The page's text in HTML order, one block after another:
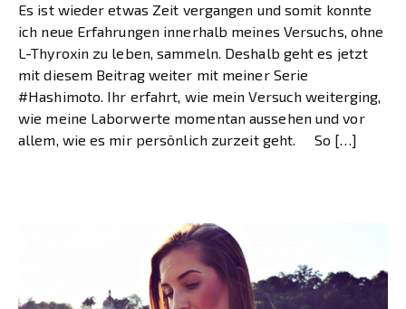
Es ist wieder etwas Zeit vergangen und somit konnte
ich neue Erfahrungen innerhalb meines Versuchs, ohne
L-Thyroxin zu leben, sammeln. Deshalb geht es jetzt
mit diesem Beitrag weiter mit meiner Serie
#Hashimoto. Ihr erfahrt, wie mein Versuch weiterging,
wie meine Laborwerte momentan aussehen und vor
allem, wie es mir persönlich zurzeit geht. So […]